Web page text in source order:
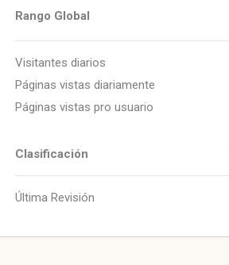
Rango Global
Visitantes diarios
Páginas vistas diariamente
Páginas vistas pro usuario
Clasificación
Última Revisión